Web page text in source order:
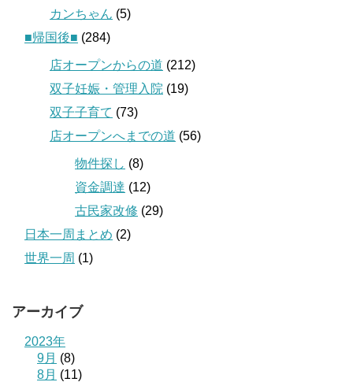
カンちゃん (5)
■帰国後■ (284)
店オープンからの道 (212)
双子妊娠・管理入院 (19)
双子子育て (73)
店オープンへまでの道 (56)
物件探し (8)
資金調達 (12)
古民家改修 (29)
日本一周まとめ (2)
世界一周 (1)
アーカイブ
2023年
9月 (8)
8月 (11)